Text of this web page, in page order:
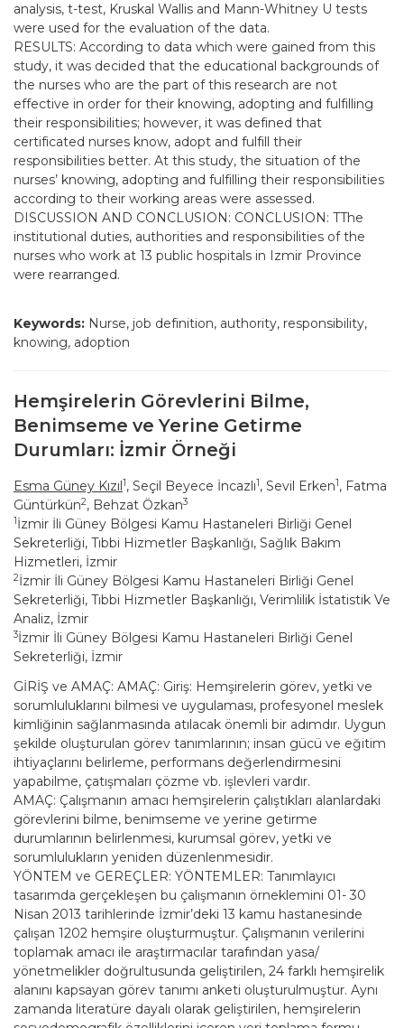
analysis, t-test, Kruskal Wallis and Mann-Whitney U tests
were used for the evaluation of the data.
RESULTS: According to data which were gained from this
study, it was decided that the educational backgrounds of
the nurses who are the part of this research are not
effective in order for their knowing, adopting and fulfilling
their responsibilities; however, it was defined that
certificated nurses know, adopt and fulfill their
responsibilities better. At this study, the situation of the
nurses’ knowing, adopting and fulfilling their responsibilities
according to their working areas were assessed.
DISCUSSION AND CONCLUSION: CONCLUSION: TThe
institutional duties, authorities and responsibilities of the
nurses who work at 13 public hospitals in Izmir Province
were rearranged.
Keywords: Nurse, job definition, authority, responsibility,
knowing, adoption
Hemşirelerin Görevlerini Bilme,
Benimseme ve Yerine Getirme
Durumları: İzmir Örneği
Esma Güney Kızıl1, Seçil Beyece İncazlı1, Sevil Erken1, Fatma
Güntürkün2, Behzat Özkan3
1İzmir İli Güney Bölgesi Kamu Hastaneleri Birliği Genel
Sekreterliği, Tıbbi Hizmetler Başkanlığı, Sağlık Bakım
Hizmetleri, İzmir
2İzmir İli Güney Bölgesi Kamu Hastaneleri Birliği Genel
Sekreterliği, Tıbbi Hizmetler Başkanlığı, Verimlilik İstatistik Ve
Analiz, İzmir
3İzmir İli Güney Bölgesi Kamu Hastaneleri Birliği Genel
Sekreterliği, İzmir
GİRİŞ ve AMAÇ: AMAÇ: Giriş: Hemşirelerin görev, yetki ve
sorumluluklarını bilmesi ve uygulaması, profesyonel meslek
kimliğinin sağlanmasında atılacak önemli bir adımdır. Uygun
şekilde oluşturulan görev tanımlarının; insan gücü ve eğitim
ihtiyaçlarını belirleme, performans değerlendirmesini
yapabilme, çatışmaları çözme vb. işlevleri vardır.
AMAÇ: Çalışmanın amacı hemşirelerin çalıştıkları alanlardaki
görevlerini bilme, benimseme ve yerine getirme
durumlarının belirlenmesi, kurumsal görev, yetki ve
sorumlulukların yeniden düzenlenmesidir.
YÖNTEM ve GEREÇLER: YÖNTEMLER: Tanımlayıcı
tasarımda gerçekleşen bu çalışmanın örneklemini 01- 30
Nisan 2013 tarihlerinde İzmir’deki 13 kamu hastanesinde
çalışan 1202 hemşire oluşturmuştur. Çalışmanın verilerini
toplamak amacı ile araştırmacılar tarafından yasa/
yönetmelikler doğrultusunda geliştirilen, 24 farklı hemşirelik
alanını kapsayan görev tanımı anketi oluşturulmuştur. Aynı
zamanda literatüre dayalı olarak geliştirilen, hemşirelerin